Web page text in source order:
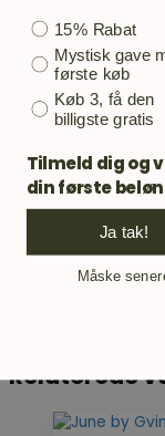
Email
Mobil
Produkter
Relaterede
Bonusgave
15% Rabat
Mystisk gave
første køb
Køb 3, få den
billigste gratis
Tilmeld dig og
din første
Ja tak!
Måske